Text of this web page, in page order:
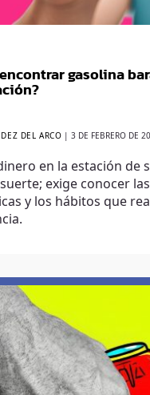
gasolina
DEL ARCO |3 DE FEBRERO DE
en la estación de
exige conocer
y los hábitos que